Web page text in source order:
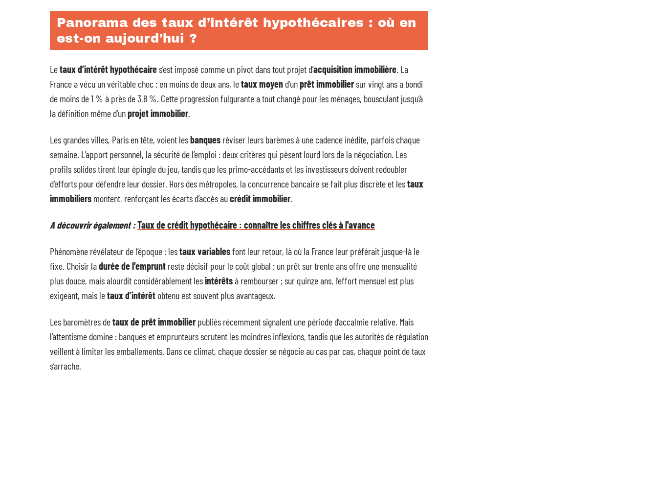
Panorama des taux d’intérêt hypothécaires : où en
est-on aujourd’hui ?
Letaux d’intérêt hypothécaires’est imposé comme un pivot dans tout projet d’acquisition immobilière. La
France a vécu un véritable choc : en moins de deux ans, letaux moyen d’unprêt immobiliersur vingt ans a bondi
de moins de 1 % à près de 3,8 %. Cette progression fulgurante a tout changé pour les ménages, bousculant jusqu’à
la définition même d’unprojet immobilier.
Les grandes villes, Paris en tête, voient lesbanques réviser leurs barèmes à une cadence inédite, parfois chaque
semaine. L’apport personnel, la sécurité de l’emploi : deux critères qui pèsent lourd lors de la négociation. Les
profils solides tirent leur épingle du jeu, tandis que les primo-accédants et les investisseurs doivent redoubler
d’efforts pour défendre leur dossier. Hors des métropoles, la concurrence bancaire se fait plus discrète et lestaux
immobiliers montent, renforçant les écarts d’accès aucrédit immobilier.
A découvrir également :Taux de crédit hypothécaire : connaître les chiffres clés à l'avance
Phénomène révélateur de l’époque : lestaux variablesfont leur retour, là où la France leur préférait jusque-là le
fixe. Choisir ladurée de l’emprunt reste décisif pour le coût global : un prêt sur trente ans offre une mensualité
plus douce, mais alourdit considérablement lesintérêtsà rembourser ; sur quinze ans, l’effort mensuel est plus
exigeant, mais letaux d’intérêt obtenu est souvent plus avantageux.
Les baromètres detaux de prêt immobilierpubliés récemment signalent une période d’accalmie relative. Mais
l’attentisme domine : banques et emprunteurs scrutent les moindres inflexions, tandis que les autorités de régulation
veillent à limiter les emballements. Dans ce climat, chaque dossier se négocie au cas par cas, chaque point de taux
s’arrache.